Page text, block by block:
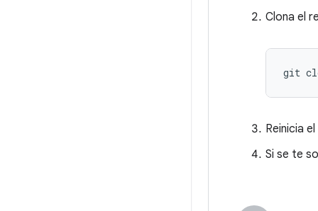
Clona el
Reinicia
Si se te